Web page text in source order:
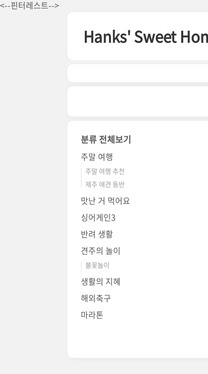
<--핀터레스트-->
본문 바로가기
Hanks' Sweet
분류 전체보기
주말 여행
주말 여행 추천
제주 애견 동반
맛난 거 먹어요
싱어게인3
반려 생활
견주의 놀이
불꽃놀이
생활의 지혜
해외축구
마라톤